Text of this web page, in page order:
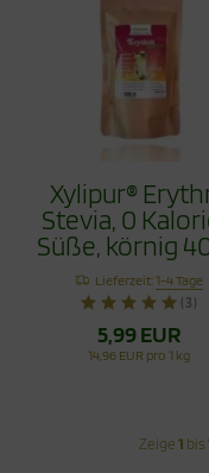
Xylipur®
Stevia, 0
Süße, körnig
Lieferzeit:1-4 Tage
(3)
5,99 EUR
14,96 EUR pro 1 kg
Zeige 1 bis